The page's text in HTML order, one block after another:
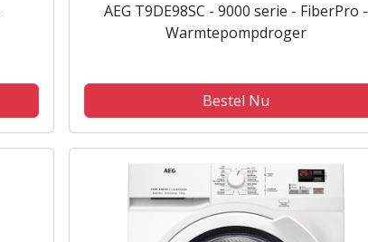
AEG T9DE98SC - 9000 serie - FiberPro -
Warmtepompdroger
Bestel Nu